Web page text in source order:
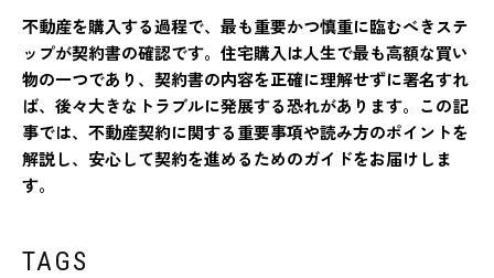
不動産を購入する過程で、最も重要かつ慎重に臨むべきステ
ップが契約書の確認です。住宅購入は人生で最も高額な買い
物の一つであり、契約書の内容を正確に理解せずに署名すれ
ば、後々大きなトラブルに発展する恐れがあります。この記
事では、不動産契約に関する重要事項や読み方のポイントを
解説し、安心して契約を進めるためのガイドをお届けしま
す。
TAGS